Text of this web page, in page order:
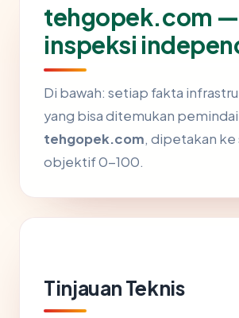
tehgopek.com —
inspeksi
Di bawah: setiap fakta
yang bisa ditemukan
tehgopek.com, dipetakan ke
objektif 0-100.
Tinjauan Teknis